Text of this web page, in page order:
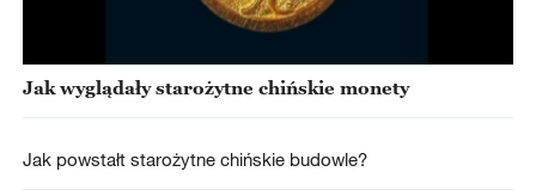
Jak wyglądały starożytne chińskie monety
Jak powstałt starożytne chińskie budowle?